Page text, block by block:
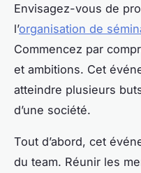
Envisagez-vous de
l’organisation de
Commencez par
et ambitions. Cet
atteindre plusieurs
d’une société.
Tout d’abord, cet
du team. Réunir les